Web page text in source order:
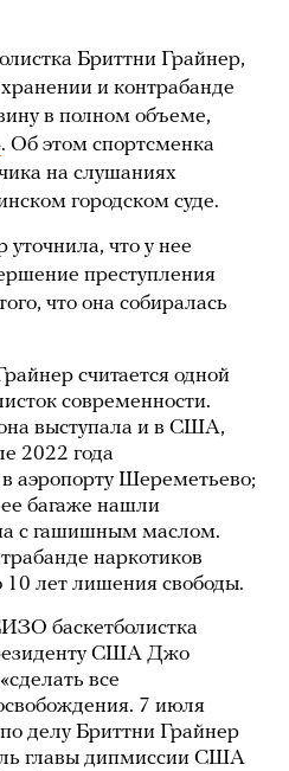
Бриттни Грайнер,
и контрабанде
в полном объеме,
. Об этом спортсменка
на слушаниях
городском суде.
что у нее
преступления
что она собиралась
считается одной
современности.
выступала и в США,
2022 года
аэропорту Шереметьево;
багаже нашли
с гашишным маслом.
наркотиков
10 лет лишения свободы.
баскетболистка
США Джо
все
7 июля
делу Бриттни Грайнер
главы дипмиссии США